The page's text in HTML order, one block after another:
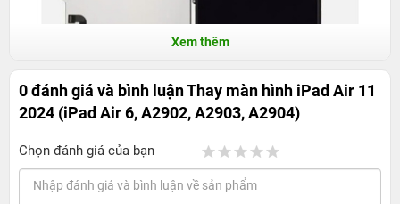
Địa chỉ thay màn hình iPad iPad Air 11
1. Giá cả và thời gian sửa chữa tại 24hStore
Hiện tại,24hStore đang cung cấp dịch vụ thay màn hình
Xem thêm
0 đánh giá và bình luậnThay màn hình iPad Air 11
2024 (iPad Air 6, A2902, A2903, A2904)
Chọn đánh giá của bạn